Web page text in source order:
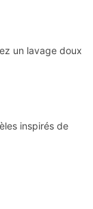
un lavage doux
inspirés de